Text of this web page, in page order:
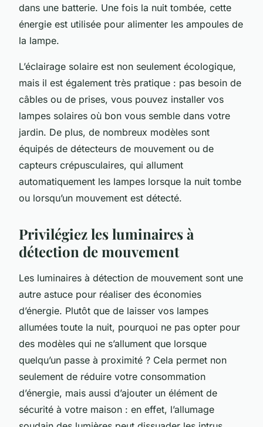
dans une batterie. Une fois la nuit tombée, cette
énergie est utilisée pour alimenter les ampoules de
la lampe.
L’éclairage solaire est non seulement écologique,
mais il est également très pratique : pas besoin de
câbles ou de prises, vous pouvez installer vos
lampes solaires où bon vous semble dans votre
jardin. De plus, de nombreux modèles sont
équipés de détecteurs de mouvement ou de
capteurs crépusculaires, qui allument
automatiquement les lampes lorsque la nuit tombe
ou lorsqu’un mouvement est détecté.
Privilégiez les luminaires à
détection de mouvement
Les luminaires à détection de mouvement sont une
autre astuce pour réaliser des économies
d’énergie. Plutôt que de laisser vos lampes
allumées toute la nuit, pourquoi ne pas opter pour
des modèles qui ne s’allument que lorsque
quelqu’un passe à proximité ? Cela permet non
seulement de réduire votre consommation
d’énergie, mais aussi d’ajouter un élément de
sécurité à votre maison : en effet, l’allumage